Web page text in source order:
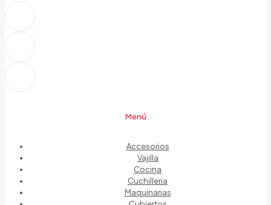
Menú
Accesorios
Vajilla
Cocina
Cuchilleria
Maquinarias